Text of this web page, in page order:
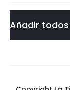
Añadir